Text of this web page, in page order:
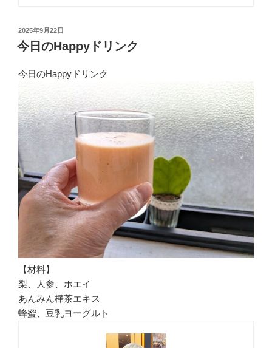
投
稿
日:
2025年9月22日
今日のHappyドリンク
今日のHappyドリンク
【材料】
梨、人参、ホエイ
あんみん樺茶エキス
蜂蜜、豆乳ヨーグルト